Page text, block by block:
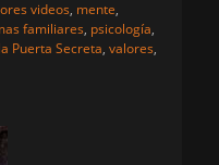
videos, mente,
familiares, psicología,
Puerta Secreta, valores,